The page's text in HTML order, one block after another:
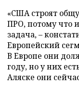
«США строят
ПРО, потому что
задача, –
Европейский
В Европе они
году, но у них
Аляске они